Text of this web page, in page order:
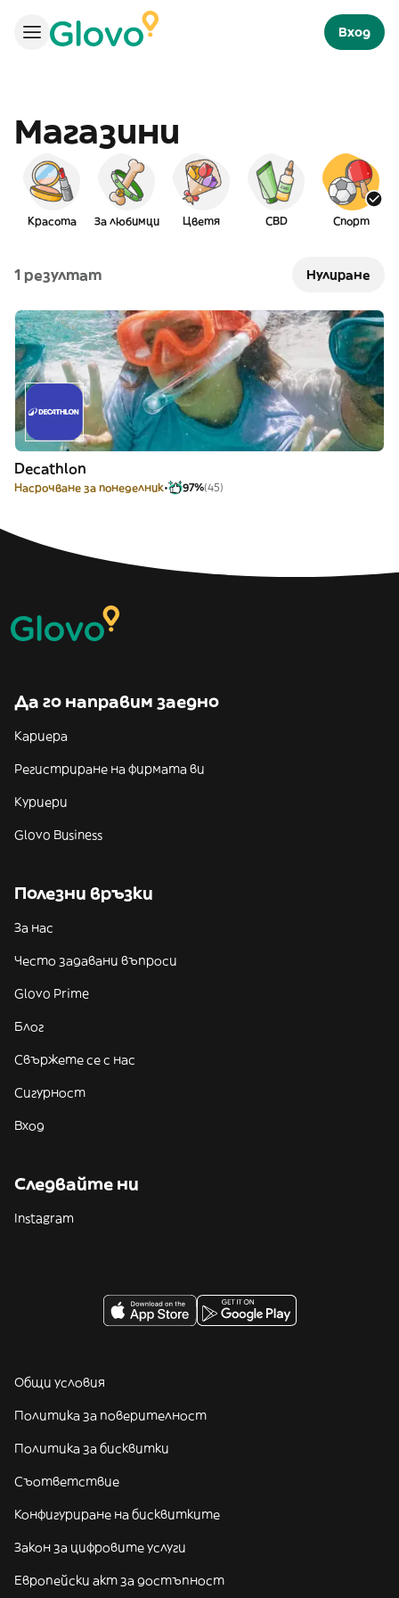
Вход
Магазини
Красота За любимци Цветя CBD Спорт
1 резултат Нулиране
Decathlon
Насрочване за понеделник 97%(45)
Да го направим заедно
Кариера
Регистриране на фирмата ви
Куриери
Glovo Business
Полезни връзки
За нас
Често задавани въпроси
Glovo Prime
Блог
Свържете се с нас
Сигурност
Вход
Следвайте ни
Instagram
Общи условия
Политика за поверителност
Политика за бисквитки
Съответствие
Конфигуриране на бисквитките
Закон за цифровите услуги
Европейски акт за достъпност